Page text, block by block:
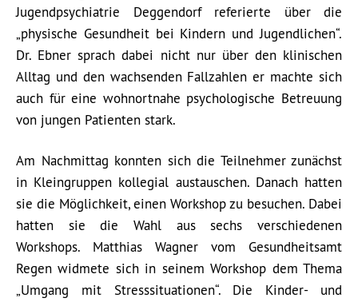
Jugendpsychiatrie Deggendorf referierte über die
„physische Gesundheit bei Kindern und Jugendlichen“.
Dr. Ebner sprach dabei nicht nur über den klinischen
Alltag und den wachsenden Fallzahlen er machte sich
auch für eine wohnortnahe psychologische Betreuung
von jungen Patienten stark.
Am Nachmittag konnten sich die Teilnehmer zunächst
in Kleingruppen kollegial austauschen. Danach hatten
sie die Möglichkeit, einen Workshop zu besuchen. Dabei
hatten sie die Wahl aus sechs verschiedenen
Workshops. Matthias Wagner vom Gesundheitsamt
Regen widmete sich in seinem Workshop dem Thema
„Umgang mit Stresssituationen“. Die Kinder- und